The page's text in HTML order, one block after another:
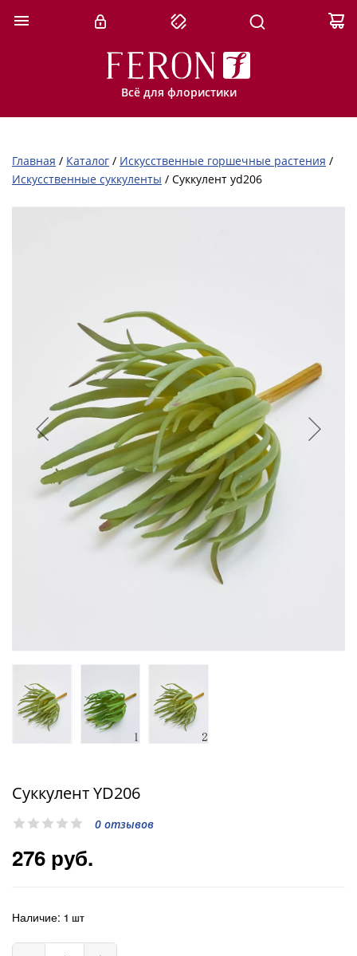
Всё для флористики
Главная / Каталог / Искусственные горшечные растения /
Искусственные суккуленты / Суккулент yd206
Суккулент YD206
0 отзывов
276 руб.
Наличие: 1 шт